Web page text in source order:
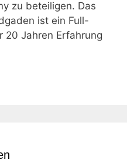
zu beteiligen. Das
ist ein Full-
20 Jahren Erfahrung